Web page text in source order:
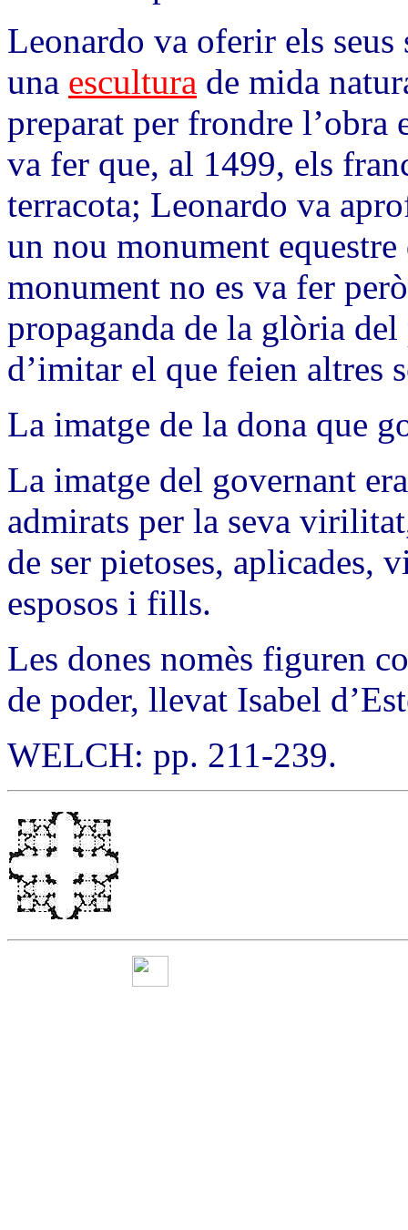
Leonardo va oferir els
una escultura de mida
preparat per frondre l’obra
va fer que, al 1499, els
terracota; Leonardo va
un nou monument
monument no es va fer
propaganda de la glòria
d’imitar el que feien altres
La imatge de la dona que
La imatge del governant
admirats per la seva
de ser pietoses, aplicades,
esposos i fills.
Les dones nomès figuren
de poder, llevat Isabel
WELCH: pp. 211-239.